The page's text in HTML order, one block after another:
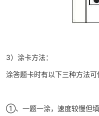
3）涂卡方法：
涂答题卡时有以下三种方法可
①、一题一涂，速度较慢但填